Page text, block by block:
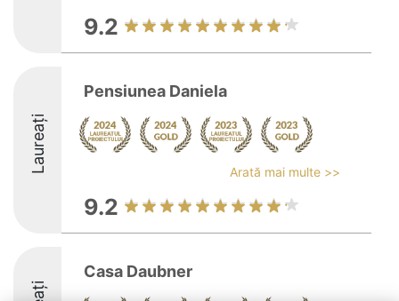
9.2
Laureați
Pensiunea Daniela
Arată mai multe >>
9.2
Casa Daubner